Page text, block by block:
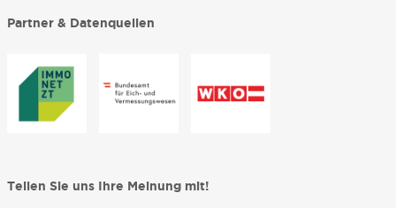
Partner & Datenquellen
Teilen Sie uns Ihre Meinung mit!